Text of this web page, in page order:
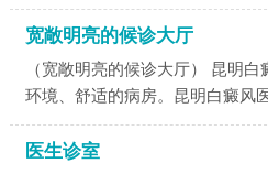
宽敞明亮的候诊大厅
（宽敞明亮的候诊大厅） 昆明
环境、舒适的病房。昆明白癜风
医生诊室